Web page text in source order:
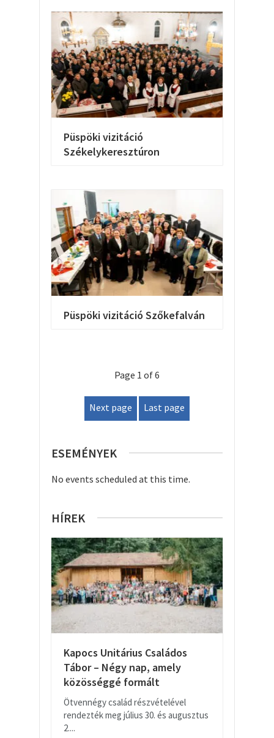
Püspöki vizitáció
Székelykeresztúron
Püspöki vizitáció Szőkefalván
Page 1 of 6
Next page Last page
ESEMÉNYEK
No events scheduled at this time.
HÍREK
Kapocs Unitárius Családos
Tábor – Négy nap, amely
közösséggé formált
Ötvennégy család részvételével
rendezték meg július 30. és augusztus
2....